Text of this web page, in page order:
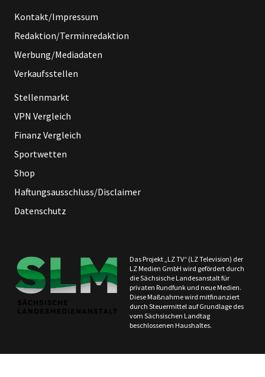
Kontakt/Impressum
Redaktion/Terminredaktion
Werbung/Mediadaten
Verkaufsstellen
Stellenmarkt
VPN Vergleich
Finanz Vergleich
Sportwetten
Shop
Haftungsausschluss/Disclaimer
Datenschutz
Das Projekt „LZ TV“ (LZ Television) der
LZ Medien GmbH wird gefördert durch
die Sächsische Landesanstalt für
privaten Rundfunk und neue Medien.
Diese Maßnahme wird mitfinanziert
durch Steuermittel auf Grundlage des
vom Sächsischen Landtag
beschlossenen Haushaltes.